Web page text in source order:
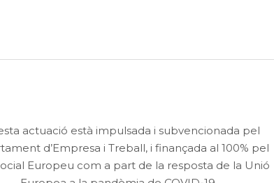
actuació està impulsada i subvencionada pel
d’Empresa i Treball, i finançada al 100% pel
Europeu com a part de la resposta de la Unió